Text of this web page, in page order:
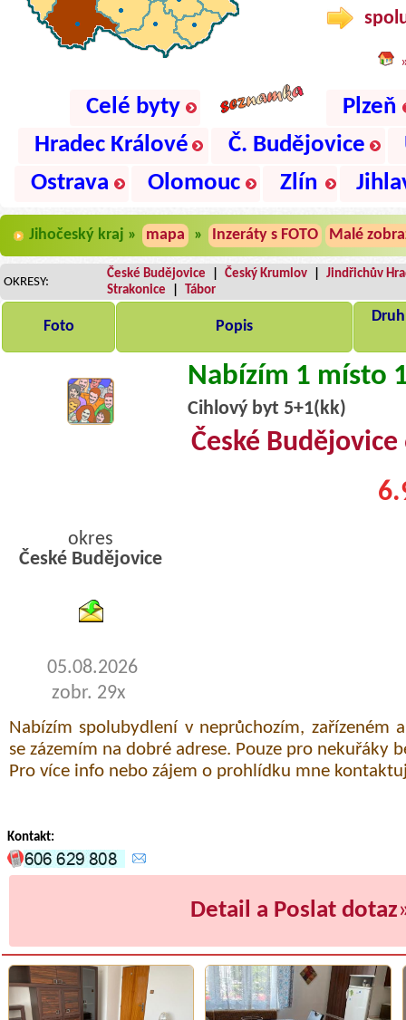
Celé byty
Plzeň
Hradec Králové
Č. Budějovice
Ostrava
Olomouc Zlín
Jihočeský kraj » mapa » Inzeráty s FOTO Malé
OKRESY:
České Budějovice Český Krumlov
Jindřichův
Strakonice
Tábor
Foto Popis
Nabízím 1 místo
Cihlový byt 5+1(kk)
České Budějovice
okres
České Budějovice
05.08.2026
zobr. 29x
Nabízím spolubydlení v neprůchozím, zařízeném
se zázemím na dobré adrese. Pouze pro nekuřáky
Pro více info nebo zájem o prohlídku mne
Kontakt:
Detail a Poslat dotaz